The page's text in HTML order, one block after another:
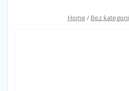
Home / Bez kategorii